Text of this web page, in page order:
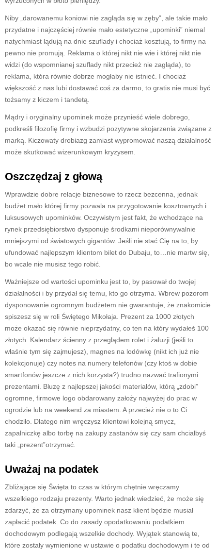
Niby „darowanemu koniowi nie zagląda się w zęby”, ale takie mało
przydatne i najczęściej równie mało estetyczne „upominki” niemal
natychmiast lądują na dnie szuflady i chociaż kosztują, to firmy na
pewno nie promują. Reklama o której nikt nie wie i której nikt nie
widzi (do wspomnianej szuflady nikt przecież nie zagląda), to
reklama, która równie dobrze mogłaby nie istnieć. I chociaż
większość z nas lubi dostawać coś za darmo, to gratis nie musi być
tożsamy z kiczem i tandetą.
Mądry i oryginalny upominek może przynieść wiele dobrego,
podkreśli filozofię firmy i wzbudzi pozytywne skojarzenia związane z
marką. Kiczowaty drobiazg zamiast wypromować naszą działalność
może skutkować wizerunkowym kryzysem.
Oszczędzaj z głową
Wprawdzie dobre relacje biznesowe to rzecz bezcenna, jednak
budżet mało której firmy pozwala na przygotowanie kosztownych i
luksusowych upominków. Oczywistym jest fakt, że wchodzące na
rynek przedsiębiorstwo dysponuje środkami nieporównywalnie
mniejszymi od światowych gigantów. Jeśli nie stać Cię na to, by
ufundować najlepszym klientom bilet do Dubaju, to…nie martw się,
bo wcale nie musisz tego robić.
Ważniejsze od wartości upominku jest to, by pasował do twojej
działalności i by przydał się temu, kto go otrzyma. Wbrew pozorom
dysponowanie ogromnym budżetem nie gwarantuje, że znakomicie
spiszesz się w roli Świętego Mikołaja. Prezent za 1000 złotych
może okazać się równie nieprzydatny, co ten na który wydałeś 100
złotych. Kalendarz ścienny z przeglądem rolet i żaluzji (jeśli to
właśnie tym się zajmujesz), magnes na lodówkę (nikt ich już nie
kolekcjonuje) czy notes na numery telefonów (czy ktoś w dobie
smartfonów jeszcze z nich korzysta?) trudno nazwać trafionymi
prezentami. Bluzę z najlepszej jakości materiałów, którą „zdobi”
ogromne, firmowe logo obdarowany założy najwyżej do prac w
ogrodzie lub na weekend za miastem. A przecież nie o to Ci
chodziło. Dlatego nim wręczysz klientowi kolejną smycz,
zapalniczkę albo torbę na zakupy zastanów się czy sam chciałbyś
taki „prezent”otrzymać.
Uważaj na podatek
Zbliżające się Święta to czas w którym chętnie wręczamy
wszelkiego rodzaju prezenty. Warto jednak wiedzieć, że może się
zdarzyć, że za otrzymany upominek nasz klient będzie musiał
zapłacić podatek. Co do zasady opodatkowaniu podatkiem
dochodowym podlegają wszelkie dochody. Wyjątek stanowią te,
które zostały wymienione w ustawie o podatku dochodowym i te od